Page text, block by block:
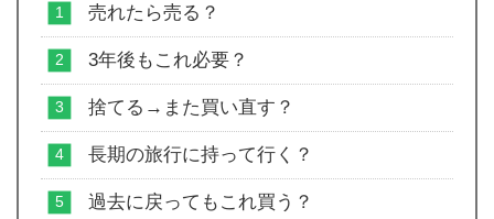
売れたら売る？
3年後もこれ必要？
捨てる→また買い直す？
長期の旅行に持って行く？
過去に戻ってもこれ買う？